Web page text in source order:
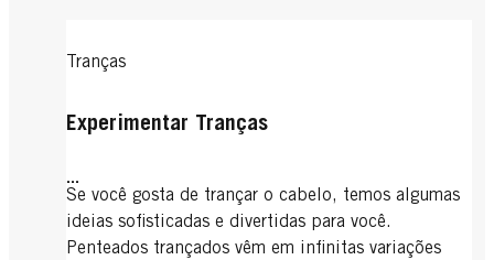
Tranças
Experimentar Tranças
...
Se você gosta de trançar o cabelo, temos algumas
ideias sofisticadas e divertidas para você.
Penteados trançados vêm em infinitas variações